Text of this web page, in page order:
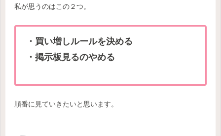
私が思うのはこの２つ。
・買い増しルールを決める
・ 掲示板見るのやめる
順番に見ていきたいと思います。